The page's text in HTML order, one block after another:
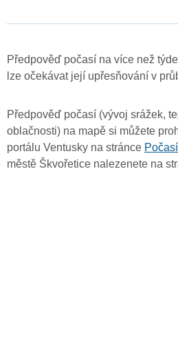
Předpověď počasí na více než
lze očekávat její upřesňování v
Předpověď počasí (vývoj srážek,
oblačnosti) na mapě si můžete
portálu Ventusky na stránce
městě Škvořetice nalezenete na